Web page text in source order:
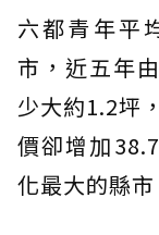
六都青年平
市，近五年
少大約1.2坪
價卻增加
化最大的縣市